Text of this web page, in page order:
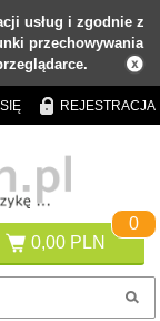
usług i zgodnie z
przechowywania
REJESTRACJA
0,00 PLN
0